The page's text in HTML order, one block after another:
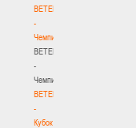
BETERA
-
Чемпионат
BETERA
-
Чемпионат
BETERA
-
Кубок